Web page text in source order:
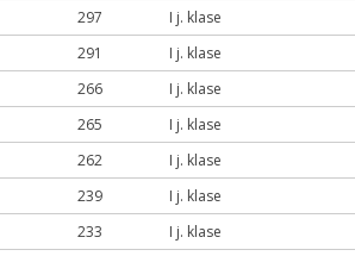
297
I j. klase
291
I j. klase
266
I j. klase
265
I j. klase
262
I j. klase
239
I j. klase
233
I j. klase